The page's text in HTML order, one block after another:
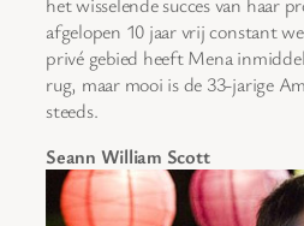
afgelopen 10 jaar vrij constant
privé gebied heeft Mena
rug, maar mooi is de 33-jarige
steeds.
Seann William Scott